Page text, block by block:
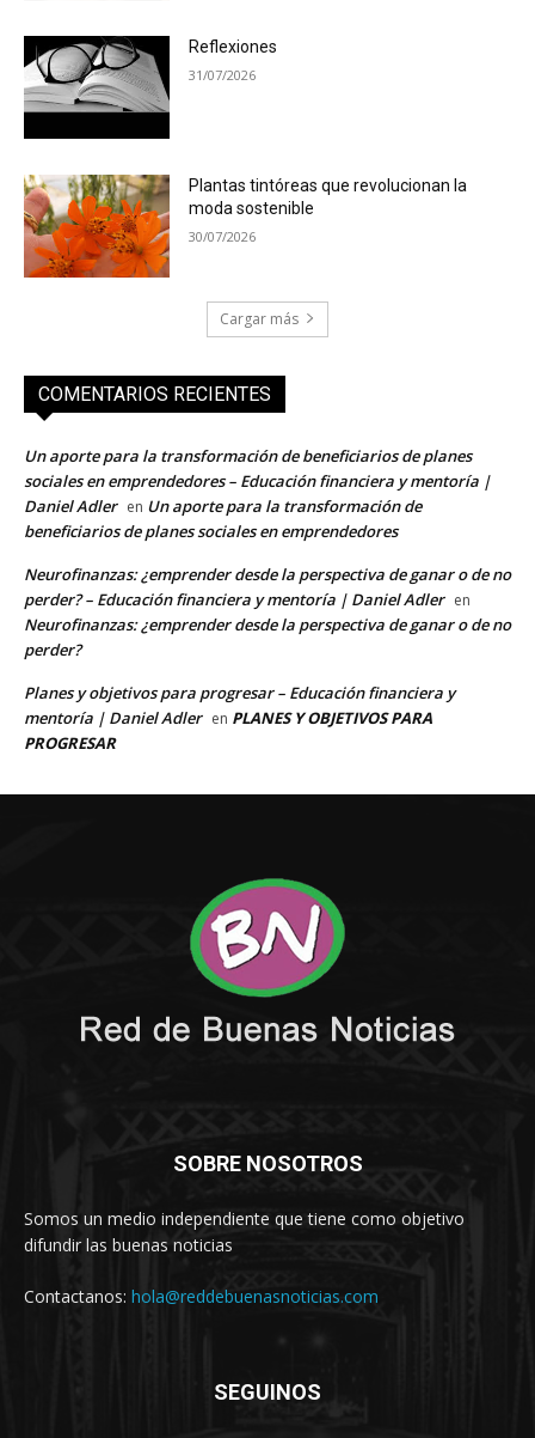
SOBRE NOSOTROS
Somos un medio independiente que tiene como objetivo
difundir las buenas noticias
Contactanos: hola@reddebuenasnoticias.com
SEGUINOS